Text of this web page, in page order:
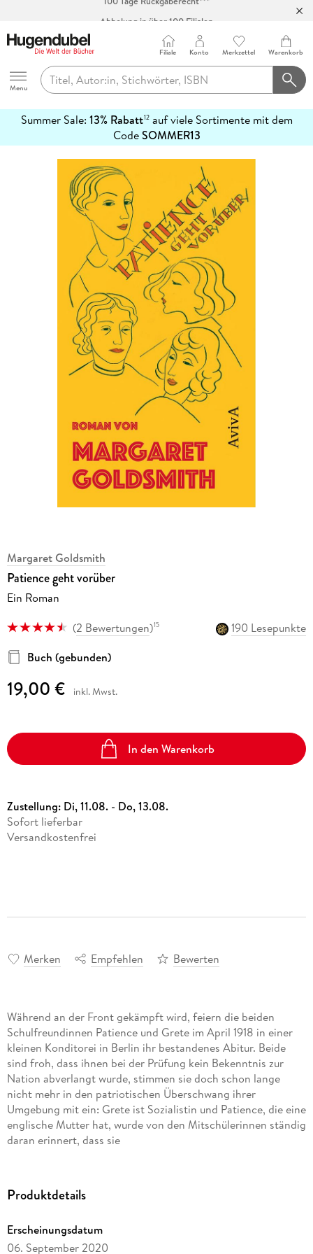
Abholung in über 100 Filialen
Hugendubel
Menu
Filiale Konto Merkzettel Warenkorb
Summer Sale: 13% Rabatt12auf viele Sortimente mit dem
CodeSOMMER13
erfahren
Margaret Goldsmith
Patience geht vorüber
Ein Roman
(2 Bewertungen)15
190 Lesepunkte
Buch (gebunden)
19,00 € inkl. Mwst.
In den Warenkorb
Zustellung: Di, 11.08. - Do, 13.08.
Sofort lieferbar
Versandkostenfrei
Merken Empfehlen Bewerten
Während an der Front gekämpft wird, feiern die beiden
Schulfreundinnen Patience und Grete im April 1918 in einer
kleinen Konditorei in Berlin ihr bestandenes Abitur. Beide
sind froh, dass ihnen bei der Prüfung kein Bekenntnis zur
Nation abverlangt wurde, stimmen sie doch schon lange
nicht mehr in den patriotischen Überschwang ihrer
Umgebung mit ein: Grete ist Sozialistin und Patience, die eine
englische Mutter hat, wurde von den Mitschülerinnen ständig
daran erinnert, dass sie
veröffentlichten Roman "Patience geht vorüber" die
Lebensentwürfe und Enttäuschungen der sympathischen
bis hin zu ihrem "neusachlichen" Umgang mit Beziehungen
Ende der 1920er-Jahre. Zwischen den Klassen, den Nationen,
Produktdetails
Erscheinungsdatum
06. September 2020